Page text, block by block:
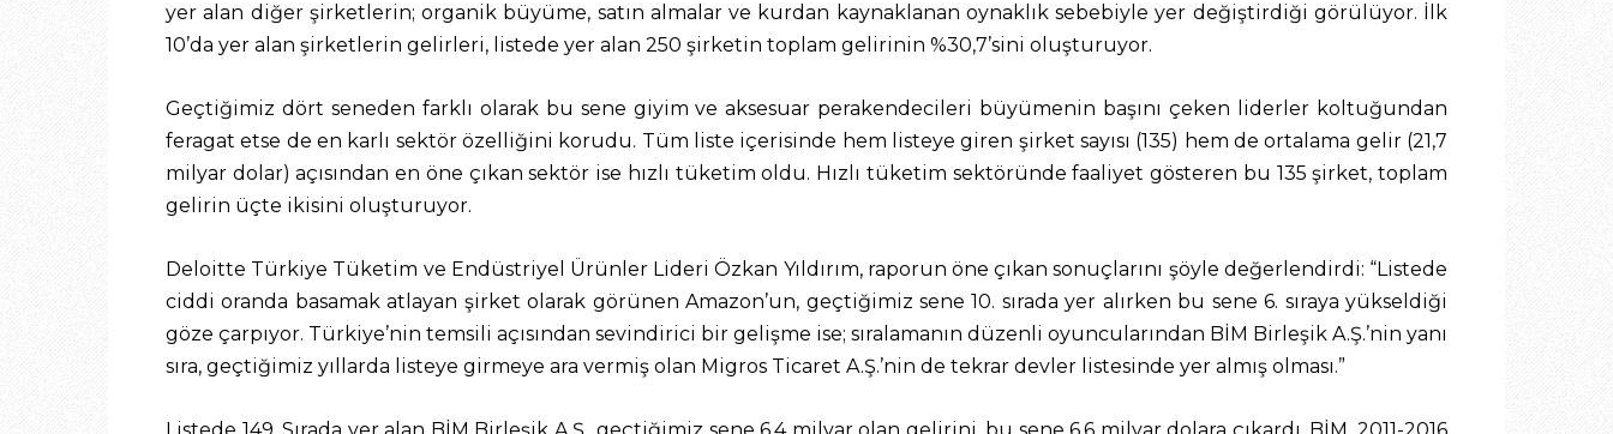
yer alan diğer şirketlerin; organik büyüme, satın almalar ve kurdan kaynaklanan oynaklık sebebiyle yer değiştirdiği görülüyor. İlk
10’da yer alan şirketlerin gelirleri, listede yer alan 250 şirketin toplam gelirinin %30,7’sini oluşturuyor.
Geçtiğimiz dört seneden farklı olarak bu sene giyim ve aksesuar perakendecileri büyümenin başını çeken liderler koltuğundan
feragat etse de en karlı sektör özelliğini korudu. Tüm liste içerisinde hem listeye giren şirket sayısı (135) hem de ortalama gelir (21,7
milyar dolar) açısından en öne çıkan sektör ise hızlı tüketim oldu. Hızlı tüketim sektöründe faaliyet gösteren bu 135 şirket, toplam
gelirin üçte ikisini oluşturuyor.
Deloitte Türkiye Tüketim ve Endüstriyel Ürünler Lideri Özkan Yıldırım, raporun öne çıkan sonuçlarını şöyle değerlendirdi: “Listede
ciddi oranda basamak atlayan şirket olarak görünen Amazon’un, geçtiğimiz sene 10. sırada yer alırken bu sene 6. sıraya yükseldiği
göze çarpıyor. Türkiye’nin temsili açısından sevindirici bir gelişme ise; sıralamanın düzenli oyuncularından BİM Birleşik A.Ş.’nin yanı
sıra, geçtiğimiz yıllarda listeye girmeye ara vermiş olan Migros Ticaret A.Ş.’nin de tekrar devler listesinde yer almış olması.”